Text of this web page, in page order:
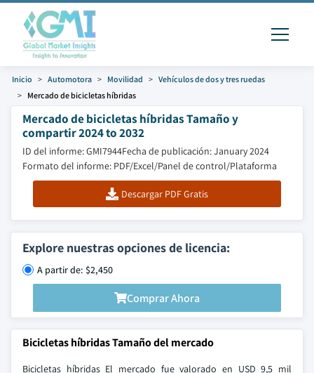
Inicio Automotora Movilidad
Vehículos de dos y tres ruedas
Mercado de bicicletas híbridas
Mercado de bicicletas híbridas Tamaño y
compartir 2024 to 2032
ID del informe: GMI7944Fecha de publicación: January 2024
Formato del informe: PDF/Excel/Panel de control/Plataforma
Descargar PDF Gratis
Explore nuestras opciones de licencia:
A partir de: $2,450
Comprar Ahora
Bicicletas híbridas Tamaño del mercado
Bicicletas híbridas El mercado fue valorado en USD 9,5 mil